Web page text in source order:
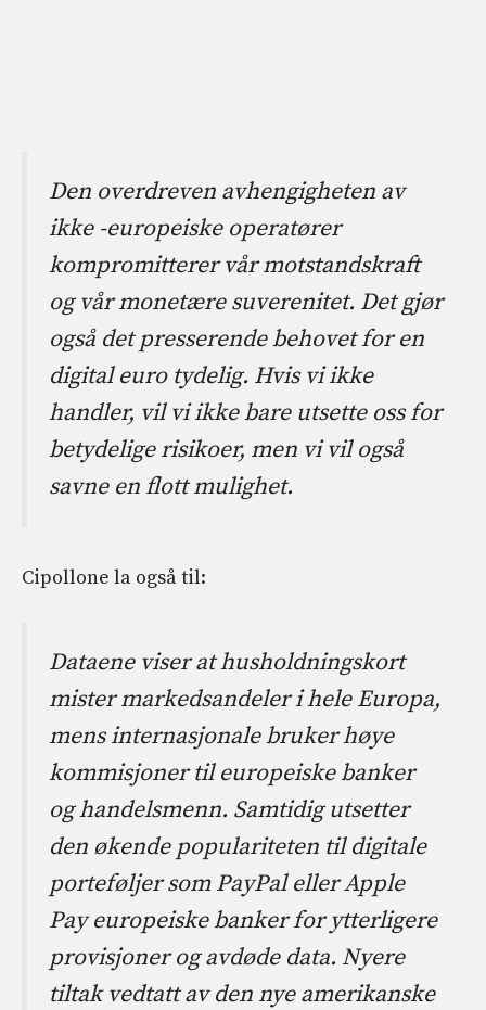
Den overdreven avhengigheten av
ikke -europeiske operatører
kompromitterer vår motstandskraft
og vår monetære suverenitet. Det gjør
også det presserende behovet for en
digital euro tydelig. Hvis vi ikke
handler, vil vi ikke bare utsette oss for
betydelige risikoer, men vi vil også
savne en flott mulighet.
Cipollone la også til:
Dataene viser at husholdningskort
mister markedsandeler i hele Europa,
mens internasjonale bruker høye
kommisjoner til europeiske banker
og handelsmenn. Samtidig utsetter
den økende populariteten til digitale
porteføljer som PayPal eller Apple
Pay europeiske banker for ytterligere
provisjoner og avdøde data. Nyere
tiltak vedtatt av den nye amerikanske